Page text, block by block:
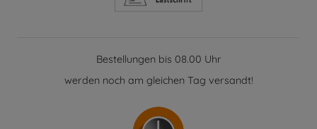
Bestellungen bis 08.00 Uhr
werden noch am gleichen Tag versandt!